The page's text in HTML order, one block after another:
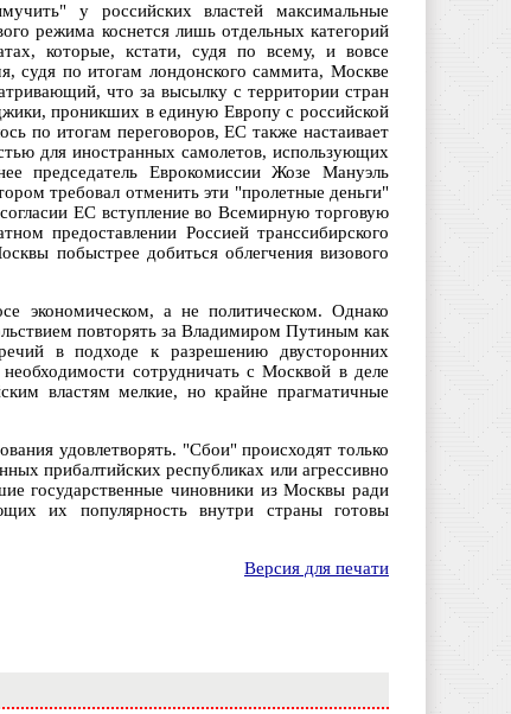
у российских властей максимальные
режима коснется лишь отдельных категорий
которые, кстати, судя по всему, и вовсе
судя по итогам лондонского саммита, Москве
что за высылку с территории стран
проникших в единую Европу с российской
по итогам переговоров, ЕС также настаивает
для иностранных самолетов, использующих
председатель Еврокомиссии Жозе Мануэль
требовал отменить эти "пролетные деньги"
ЕС вступление во Всемирную торговую
предоставлении Россией транссибирского
побыстрее добиться облегчения визового
экономическом, а не политическом. Однако
повторять за Владимиром Путиным как
в подходе к разрешению двусторонних
сотрудничать с Москвой в деле
властям мелкие, но крайне прагматичные
удовлетворять. "Сбои" происходят только
прибалтийских республиках или агрессивно
государственные чиновники из Москвы ради
их популярность внутри страны готовы
Версия для печати